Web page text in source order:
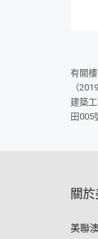
有關
（
建築
田005
關
美聯